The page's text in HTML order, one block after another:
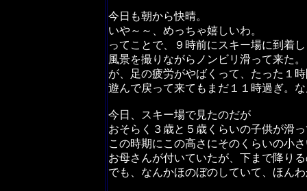
今日も朝から快晴。
いや～～、めっちゃ嬉しいわ。
ってことで、９時前にスキー場に到着し
風景を撮りながらノンビリ滑って来た。
が、足の疲労がやばくって、たった１
遊んで戻って来てもまだ１１時過ぎ。
今日、スキー場で見たのだが
おそらく３歳と５歳くらいの子供が滑
この時期にこの高さにそのくらいの小
お母さんが付いていたが、下まで降り
でも、なんかほのぼのしていて、ほん